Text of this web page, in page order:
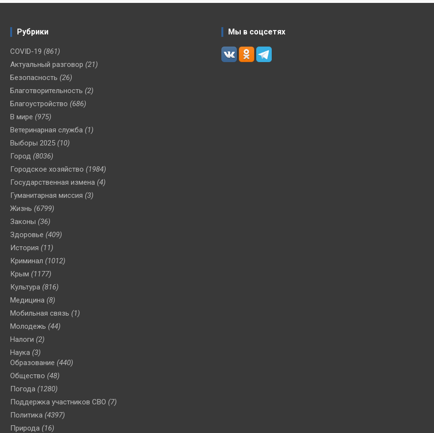
Рубрики
COVID-19 (861)
Актуальный разговор (21)
Безопасность (26)
Благотворительность (2)
Благоустройство (686)
В мире (975)
Ветеринарная служба (1)
Выборы 2025 (10)
Город (8036)
Городское хозяйство (1984)
Государственная измена (4)
Гуманитарная миссия (3)
Жизнь (6799)
Законы (36)
Здоровье (409)
История (11)
Криминал (1012)
Крым (1177)
Культура (816)
Медицина (8)
Мобильная связь (1)
Молодежь (44)
Налоги (2)
Наука (3)
Образование (440)
Общество (48)
Погода (1280)
Поддержка участников СВО (7)
Политика (4397)
Природа (16)
Мы в соцсетях